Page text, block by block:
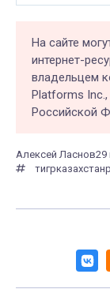
На сайте
интернет-
владельцем
Platforms Inc.,
Российской
Алексей Ласнов29
тигрказахстан